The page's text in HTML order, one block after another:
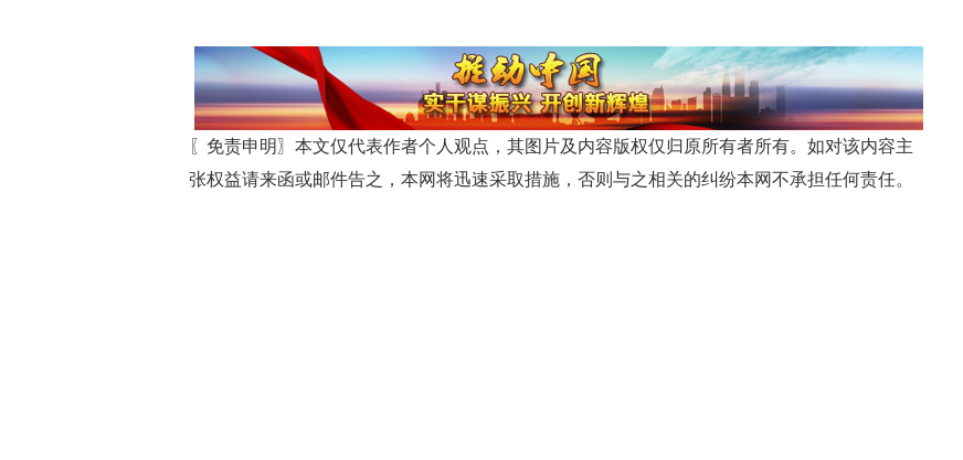
〖免责申明〗本文仅代表作者个人观点，其图片及内容版权仅归原所有者所有。如对该内容主
张权益请来函或邮件告之，本网将迅速采取措施，否则与之相关的纠纷本网不承担任何责任。